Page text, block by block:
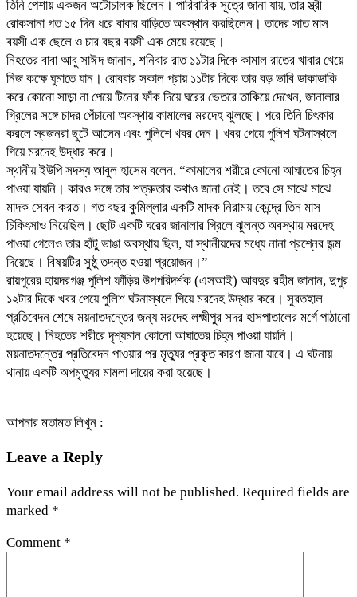
তিনি পেশায় একজন অটোচালক ছিলেন। পারিবারিক সূত্রে জানা যায়, তার স্ত্রী
রোকসানা গত ১৫ দিন ধরে বাবার বাড়িতে অবস্থান করছিলেন। তাদের সাত মাস
বয়সী এক ছেলে ও চার বছর বয়সী এক মেয়ে রয়েছে।
নিহতের বাবা আবু সাঈদ জানান, শনিবার রাত ১১টার দিকে কামাল রাতের খাবার খেয়ে
নিজ কক্ষে ঘুমাতে যান। রোববার সকাল প্রায় ১১টার দিকে তার বড় ভাবি ডাকাডাকি
করে কোনো সাড়া না পেয়ে টিনের ফাঁক দিয়ে ঘরের ভেতরে তাকিয়ে দেখেন, জানালার
গ্রিলের সঙ্গে চাদর পেঁচানো অবস্থায় কামালের মরদেহ ঝুলছে। পরে তিনি চিৎকার
করলে স্বজনরা ছুটে আসেন এবং পুলিশে খবর দেন। খবর পেয়ে পুলিশ ঘটনাস্থলে
গিয়ে মরদেহ উদ্ধার করে।
স্থানীয় ইউপি সদস্য আবুল হাসেম বলেন, “কামালের শরীরে কোনো আঘাতের চিহ্ন
পাওয়া যায়নি। কারও সঙ্গে তার শত্রুতার কথাও জানা নেই। তবে সে মাঝে মাঝে
মাদক সেবন করত। গত বছর কুমিল্লার একটি মাদক নিরাময় কেন্দ্রে তিন মাস
চিকিৎসাও নিয়েছিল। ছোট একটি ঘরের জানালার গ্রিলে ঝুলন্ত অবস্থায় মরদেহ
পাওয়া গেলেও তার হাঁটু ভাঙা অবস্থায় ছিল, যা স্থানীয়দের মধ্যে নানা প্রশ্নের জন্ম
দিয়েছে। বিষয়টির সুষ্ঠু তদন্ত হওয়া প্রয়োজন।”
রায়পুরের হায়দরগঞ্জ পুলিশ ফাঁড়ির উপপরিদর্শক (এসআই) আবদুর রহীম জানান, দুপুর
১২টার দিকে খবর পেয়ে পুলিশ ঘটনাস্থলে গিয়ে মরদেহ উদ্ধার করে। সুরতহাল
প্রতিবেদন শেষে ময়নাতদন্তের জন্য মরদেহ লক্ষ্মীপুর সদর হাসপাতালের মর্গে পাঠানো
হয়েছে। নিহতের শরীরে দৃশ্যমান কোনো আঘাতের চিহ্ন পাওয়া যায়নি।
ময়নাতদন্তের প্রতিবেদন পাওয়ার পর মৃত্যুর প্রকৃত কারণ জানা যাবে। এ ঘটনায়
থানায় একটি অপমৃত্যুর মামলা দায়ের করা হয়েছে।
আপনার মতামত লিখুন :
Leave a Reply
Your email address will not be published. Required fields are
marked *
Comment *